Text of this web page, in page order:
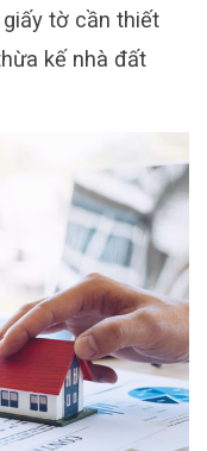
tờ cần thiết
kế nhà đất